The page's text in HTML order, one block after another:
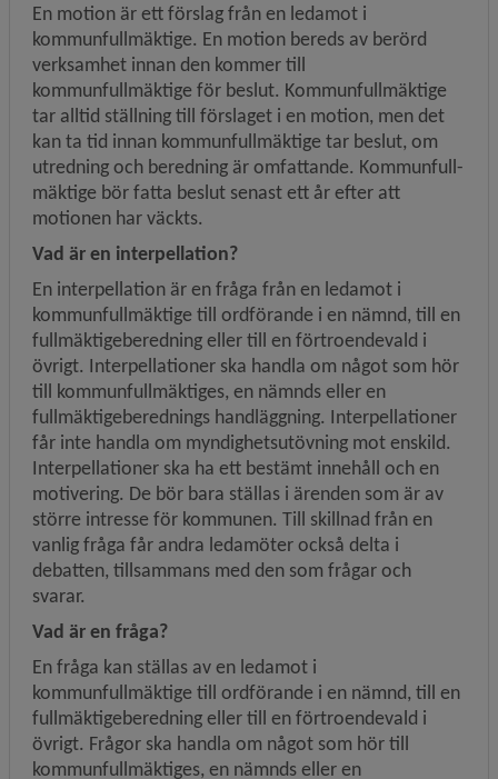
En motion är ett förslag från en ledamot i
kommunfullmäktige. En motion bereds av berörd
verksamhet innan den kommer till
kommunfullmäktige för beslut. Kommunfullmäktige
tar alltid ställning till förslaget i en motion, men det
kan ta tid innan kommunfullmäktige tar beslut, om
utredning och beredning är omfattande. Kommun­full­
mäktige bör fatta beslut senast ett år efter att
motionen har väckts.
Vad är en interpellation?
En interpellation är en fråga från en ledamot i
kommunfullmäktige till ordförande i en nämnd, till en
fullmäktige­beredning eller till en förtroendevald i
övrigt. Interpellationer ska handla om något som hör
till kommun­full­mäktiges, en nämnds eller en
fullmäktigeberednings handläggning. Interpellationer
får inte handla om myndighets­utövning mot enskild.
Interpellationer ska ha ett bestämt innehåll och en
motivering. De bör bara ställas i ärenden som är av
större intresse för kommunen. Till skillnad från en
vanlig fråga får andra ledamöter också delta i
debatten, tillsammans med den som frågar och
svarar.
Vad är en fråga?
En fråga kan ställas av en ledamot i
kommunfullmäktige till ordförande i en nämnd, till en
fullmäktige­beredning eller till en förtroendevald i
övrigt. Frågor ska handla om något som hör till
kommunfullmäktiges, en nämnds eller en